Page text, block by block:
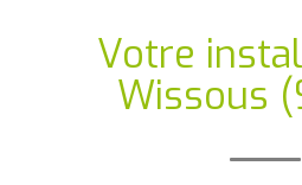
Votre
Wissous